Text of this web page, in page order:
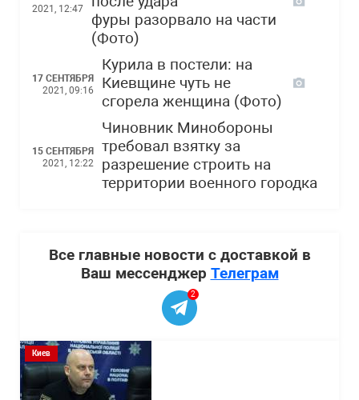
2021, 12:47
фуры разорвало на части
(Фото)
17 СЕНТЯБРЯ
2021, 09:16
Курила в постели: на
Киевщине чуть не
сгорела женщина (Фото)
15 СЕНТЯБРЯ
2021, 12:22
Чиновник Минобороны
требовал взятку за
разрешение строить на
территории военного городка
Все главные новости с доставкой в
Ваш мессенджер Телеграм
2
Киев